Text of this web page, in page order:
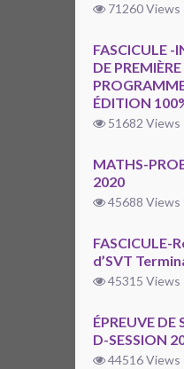
71260 Views
FASCICULE -
DE
ÉDITION
51682 Views
MATHS-
2020
45688 Views
FASCICULE-
d’SVT
45315 Views
ÉPREUVE DE
D-SESSION
44516 Views